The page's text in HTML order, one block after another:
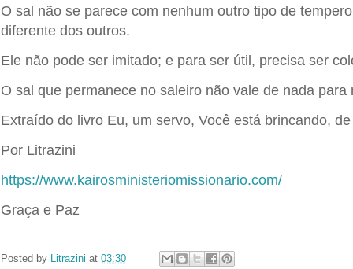
O sal não se parece com nenhum outro tipo de
diferente dos outros.
Ele não pode ser imitado; e para ser útil, precisa ser
O sal que permanece no saleiro não vale de nada para
Extraído do livro Eu, um servo, Você está brincando, de
Por Litrazini
https://www.kairosministeriomissionario.com/
Graça e Paz
Posted by Litrazini at 03:30